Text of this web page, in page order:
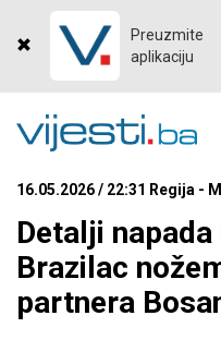
Preuzmite
aplikaciju
16.05.2026 / 22:31 Regija -
Detalji napada
Brazilac
partnera